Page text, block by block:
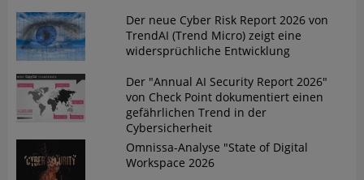
Der neue Cyber Risk Report 2026 von
TrendAI (Trend Micro) zeigt eine
widersprüchliche Entwicklung
Der "Annual AI Security Report 2026"
von Check Point dokumentiert einen
gefährlichen Trend in der
Cybersicherheit
Omnissa-Analyse "State of Digital
Workspace 2026